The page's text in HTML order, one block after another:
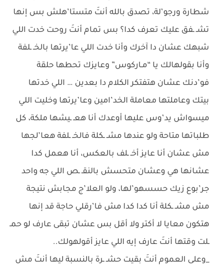
شطارة ورجو’لة، تصدق بالله أنتَ متستا’هلش بس إنها
تشـ ـفق عليك تعرف كدا؟ بس تمام أنتَ روحت خدت اللي
شبهك عشان دا آخرك وأنا خدت اللي عا’يرتها بالخـ ـلفة
وأنا بقولهالك يا “مـاركوس” وعايزك تحطها حلقة
فو’دنك عشان هتفتكر الكلام دا بعدين … اللي خدتها
بيتك وعاملتها معاملة الخد’امين وعا’يرتها وخليت اللي
ميسواش يد’وس عليها أوعدك أنا هعـ ـيشها ملكة، كل
طلباتها متاحة ولو عندها مشـ ـكلة فالخـ ـلفة هعا’لجها
مش عشان أنا عايز أخـ ـلف بالعكس، أنا هعمل كدا
عشانها هي وعشان متحسش بالنقـ ـص اللي جه واحد
جر’بوع زيك حسسهو’لها، ولو العلا’ج مجابش نتيجة
مش مشـ ـكلة أنا كدا كدا مش فا’رقلي حاجة قد إنها
هتكون معايا لا أكتر ولا أقل بس عشان تبقى عارف لو حمـ
ـلت وقتها أنتَ عارف إيه اللي عايز أقولهولك..
_وعلى العموم أنتَ بقيت حشـ ـرة بالنسبة ليها أنتَ مش